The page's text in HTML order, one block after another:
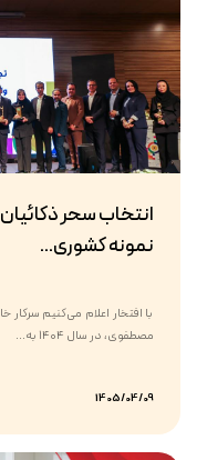
انتخاب سحر
نمونه کشوری...
با افتخار اعلام می‌کنیم
مصطفوی، در سال ۱۴۰۴ به...
1405/04/09